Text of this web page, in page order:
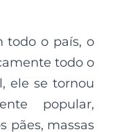
todo o país, o
todo o
ele se tornou
popular,
pães, massas